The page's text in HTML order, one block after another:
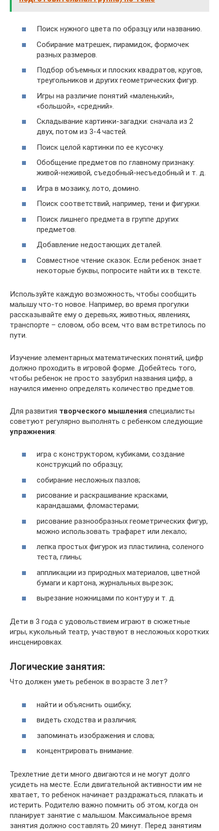
Поиск нужного цвета по образцу или названию.
Собирание матрешек, пирамидок, формочек
разных размеров.
Подбор объемных и плоских квадратов, кругов,
треугольников и других геометрических фигур.
Игры на различие понятий «маленький»,
«большой», «средний».
Складывание картинки-загадки: сначала из 2
двух, потом из 3-4 частей.
Поиск целой картинки по ее кусочку.
Обобщение предметов по главному признаку:
живой-неживой, съедобный-несъедобный и т. д.
Игра в мозаику, лото, домино.
Поиск соответствий, например, тени и фигурки.
Поиск лишнего предмета в группе других
предметов.
Добавление недостающих деталей.
Совместное чтение сказок. Если ребенок знает
некоторые буквы, попросите найти их в тексте.
Используйте каждую возможность, чтобы сообщить
малышу что-то новое. Например, во время прогулки
рассказывайте ему о деревьях, животных, явлениях,
транспорте – словом, обо всем, что вам встретилось по
пути.
Изучение элементарных математических понятий, цифр
должно проходить в игровой форме. Добейтесь того,
чтобы ребенок не просто зазубрил названия цифр, а
научился именно определять количество предметов.
Для развития творческого мышления специалисты
советуют регулярно выполнять с ребенком следующие
упражнения:
игра с конструктором, кубиками, создание
конструкций по образцу;
собирание несложных пазлов;
рисование и раскрашивание красками,
карандашами, фломастерами;
рисование разнообразных геометрических фигур,
можно использовать трафарет или лекало;
лепка простых фигурок из пластилина, соленого
теста, глины;
аппликации из природных материалов, цветной
бумаги и картона, журнальных вырезок;
вырезание ножницами по контуру и т. д.
Дети в 3 года с удовольствием играют в сюжетные
игры, кукольный театр, участвуют в несложных коротких
инсценировках.
Логические занятия:
Что должен уметь ребенок в возрасте 3 лет?
найти и объяснить ошибку;
видеть сходства и различия;
запоминать изображения и слова;
концентрировать внимание.
Трехлетние дети много двигаются и не могут долго
усидеть на месте. Если двигательной активности им не
хватает, то ребенок начинает раздражаться, плакать и
истерить. Родителю важно помнить об этом, когда он
планирует занятие с малышом. Максимальное время
занятия должно составлять 20 минут. Перед занятиям